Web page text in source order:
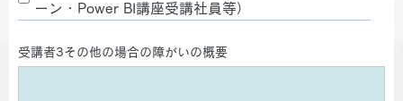
ーン・Power BI講座受講社員等）
受講者3その他の場合の障がいの概要